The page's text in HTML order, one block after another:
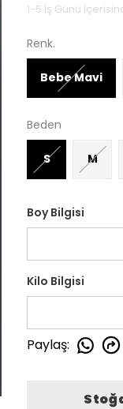
1-5 İş Günü
Renk.
Bebe Mavi
Beden
S M
Boy Bilgisi
Kilo Bilgisi
Paylaş: